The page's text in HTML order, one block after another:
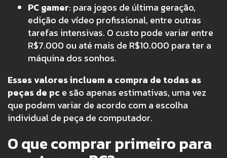
PC gamer: para jogos de última geração,
edição de vídeo profissional, entre outras
tarefas intensivas. O custo pode variar entre
R$7.000 ou até mais de R$10.000 para ter a
máquina dos sonhos.
Esses valores incluem a compra de todas as
peças de pc e são apenas estimativas, uma vez
que podem variar de acordo com a escolha
individual de peça de computador.
O que comprar primeiro para